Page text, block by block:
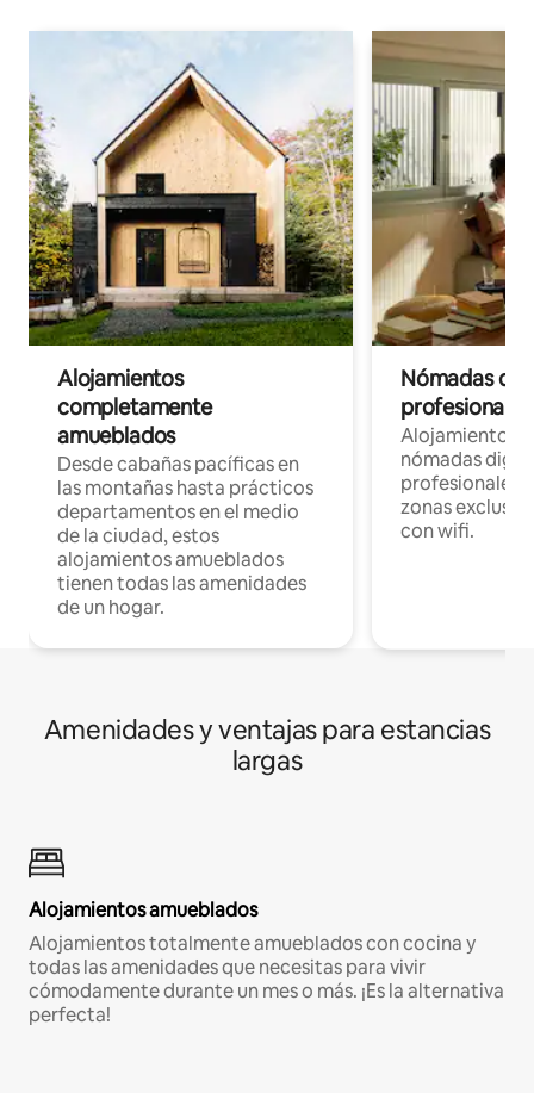
Alojamientos
completamente
amueblados
Desde cabañas pacíficas en
las montañas hasta prácticos
departamentos en el medio
de la ciudad, estos
alojamientos amueblados
tienen todas las amenidades
de un hogar.
Nómadas
Alojamientos
nómadas
profesionales
zonas
con wifi.
Amenidades y ventajas para estancias
largas
Alojamientos amueblados
Alojamientos totalmente amueblados con cocina y
todas las amenidades que necesitas para vivir
cómodamente durante un mes o más. ¡Es la alternativa
perfecta!